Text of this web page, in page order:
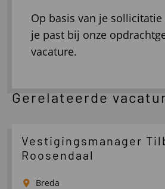
Op basis van je
je past bij onze
vacature.
Gerelateerde
Vestigingsmanager
Roosendaal
Breda